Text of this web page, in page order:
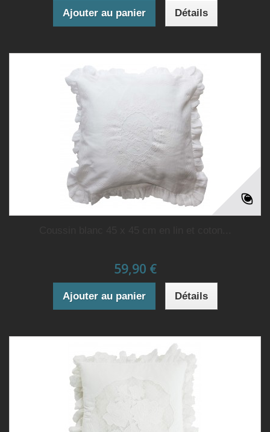
Ajouter au panier Détails
59,90 €
Ajouter au panier Détails